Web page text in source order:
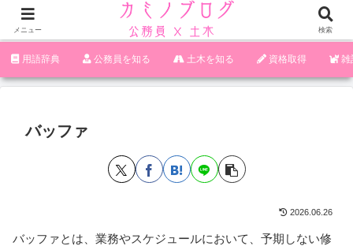
‪︎‬‪︎︎︎︎︎用語辞典 ‪︎‬‪︎︎︎︎︎公務員を知る 土木を知る 資格取得 雑
バッファ
2026.06.26
バッファとは、業務やスケジュールにおいて、予期しない修
メニュー 検索